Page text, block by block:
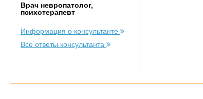
Врач невропатолог,
психотерапевт
Информация о консультанте
Все ответы консультанта